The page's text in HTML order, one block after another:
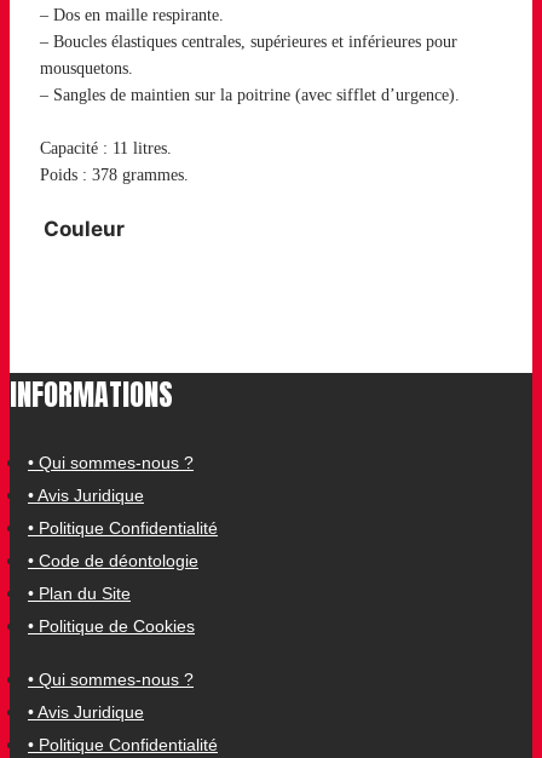
– Dos en maille respirante.
– Boucles élastiques centrales, supérieures et inférieures pour
mousquetons.
– Sangles de maintien sur la poitrine (avec sifflet d’urgence).
Capacité : 11 litres.
Poids : 378 grammes.
Couleur
INFORMATIONS
• Qui sommes-nous ?
• Avis Juridique
• Politique Confidentialité
• Code de déontologie
• Plan du Site
• Politique de Cookies
• Qui sommes-nous ?
• Avis Juridique
• Politique Confidentialité